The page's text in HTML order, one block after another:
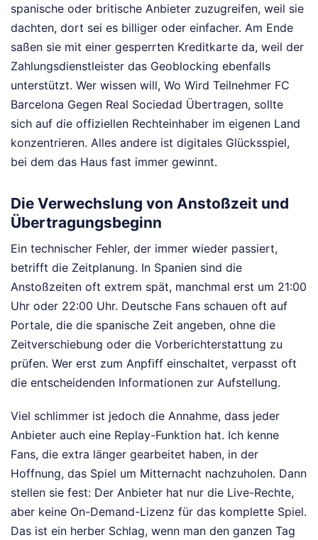
spanische oder britische Anbieter zuzugreifen, weil sie
dachten, dort sei es billiger oder einfacher. Am Ende
saßen sie mit einer gesperrten Kreditkarte da, weil der
Zahlungsdienstleister das Geoblocking ebenfalls
unterstützt. Wer wissen will, Wo Wird Teilnehmer FC
Barcelona Gegen Real Sociedad Übertragen, sollte
sich auf die offiziellen Rechteinhaber im eigenen Land
konzentrieren. Alles andere ist digitales Glücksspiel,
bei dem das Haus fast immer gewinnt.
Die Verwechslung von Anstoßzeit und
Übertragungsbeginn
Ein technischer Fehler, der immer wieder passiert,
betrifft die Zeitplanung. In Spanien sind die
Anstoßzeiten oft extrem spät, manchmal erst um 21:00
Uhr oder 22:00 Uhr. Deutsche Fans schauen oft auf
Portale, die die spanische Zeit angeben, ohne die
Zeitverschiebung oder die Vorberichterstattung zu
prüfen. Wer erst zum Anpfiff einschaltet, verpasst oft
die entscheidenden Informationen zur Aufstellung.
Viel schlimmer ist jedoch die Annahme, dass jeder
Anbieter auch eine Replay-Funktion hat. Ich kenne
Fans, die extra länger gearbeitet haben, in der
Hoffnung, das Spiel um Mitternacht nachzuholen. Dann
stellen sie fest: Der Anbieter hat nur die Live-Rechte,
aber keine On-Demand-Lizenz für das komplette Spiel.
Das ist ein herber Schlag, wenn man den ganzen Tag